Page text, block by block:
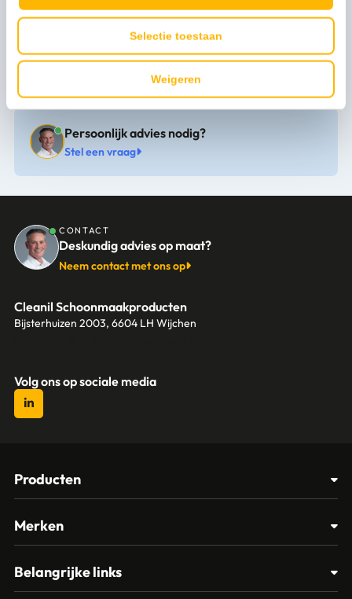
Selectie toestaan
Weigeren
Artikel breedte mm 90
1-3 werkdagen
Persoonlijk advies nodig?
Stel een vraag
CONTACT
Deskundig advies op maat?
Neem contact met ons op
Cleanil Schoonmaakproducten
Bijsterhuizen 2003, 6604 LH Wijchen
Volg ons op sociale media
Producten
Glasbewassing
Materialen
Merken
Spectro
Belangrijke links